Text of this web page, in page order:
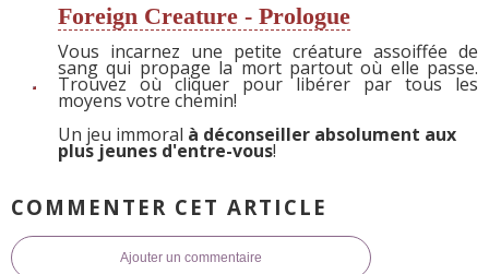
Foreign Creature - Prologue
Vous incarnez une petite créature assoiffée de
sang qui propage la mort partout où elle passe.
Trouvez où cliquer pour libérer par tous les
moyens votre chemin!
Un jeu immoral à déconseiller absolument aux
plus jeunes d'entre-vous!
COMMENTER CET ARTICLE
Ajouter un commentaire